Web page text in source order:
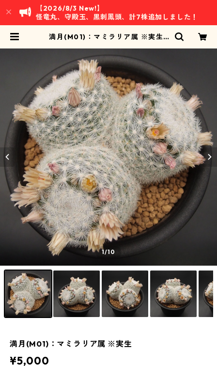
【2026/8/3 New!】
怪竜丸、守殿玉、黒刺鳳頭、計7株追加しました！
満月(M01)：マミラリア属 ※実生 |
1/10
満月(M01)：マミラリア属 ※実生
¥5,000